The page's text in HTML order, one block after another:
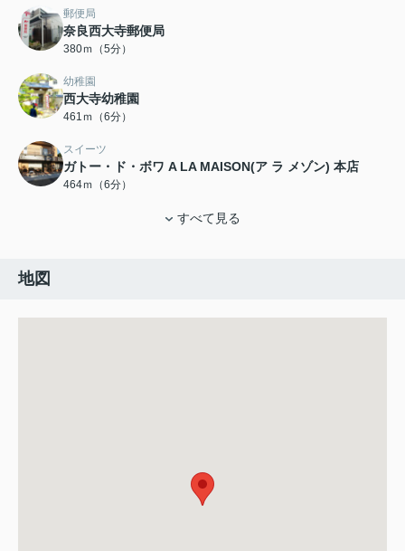
郵便局
奈良西大寺郵便局
380ｍ（5分）
幼稚園
西大寺幼稚園
461ｍ（6分）
スイーツ
ガトー・ド・ボワ A LA MAISON(ア ラ メゾン) 本店
464ｍ（6分）
すべて見る
地図